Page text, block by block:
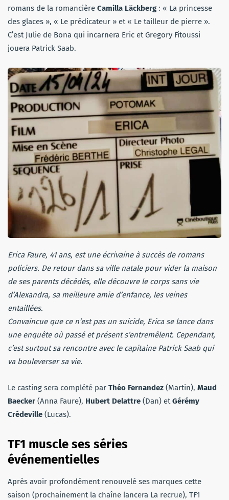
romans de la romancière Camilla Läckberg: « La princesse
des glaces », « Le prédicateur » et « Le tailleur de pierre ».
C’est Julie de Bona qui incarnera Eric et Gregory Fitoussi
jouera Patrick Saab.
Erica Faure, 41 ans, est une écrivaine à succès de romans
policiers. De retour dans sa ville natale pour vider la maison
de ses parents décédés, elle découvre le corps sans vie
d’Alexandra, sa meilleure amie d’enfance, les veines
entaillées.
Convaincue que ce n’est pas un suicide, Erica se lance dans
une enquête où passé et présent s’entremêlent. Cependant,
c’est surtout sa rencontre avec le capitaine Patrick Saab qui
va bouleverser sa vie.
Le casting sera complété par Théo Fernandez (Martin), Maud
Baecker (Anna Faure), Hubert Delattre (Dan) etGérémy
Crédeville (Lucas).
TF1 muscle ses séries
événementielles
Après avoir profondément renouvelé ses marques cette
saison (prochainement la chaîne lancera La recrue), TF1